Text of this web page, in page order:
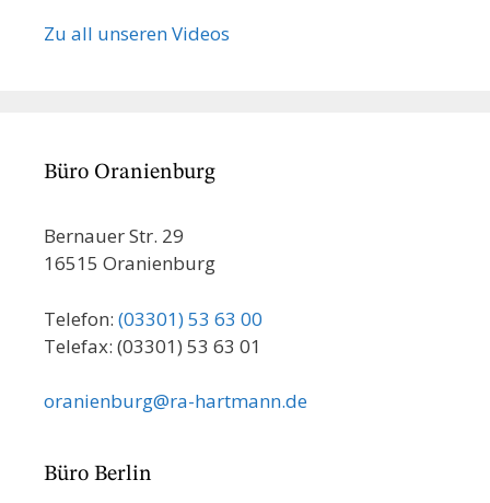
Zu all unseren Videos
Büro Oranienburg
Bernauer Str. 29
16515 Oranienburg
Telefon: (03301) 53 63 00
Telefax: (03301) 53 63 01
oranienburg@ra-hartmann.de
Büro Berlin